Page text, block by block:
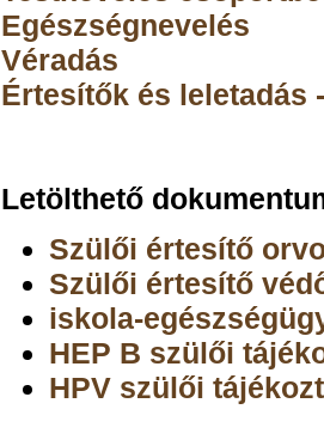
Egészségnevelés
Véradás
Értesítők és leletadás
Letölthető
Szülői értesítő
Szülői értesítő
iskola-
HEP B szülői
HPV szülői